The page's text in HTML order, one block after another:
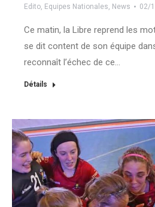
Edito, Equipes Nationales, News 02/
Ce matin, la Libre reprend les
se dit content de son équipe
reconnaît l’échec de ce…
Détails